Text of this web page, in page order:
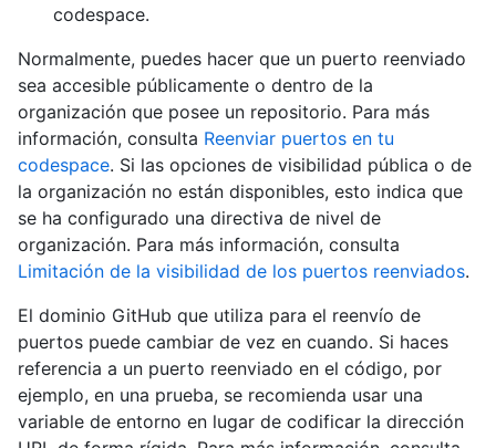
codespace.
Normalmente, puedes hacer que un puerto reenviado
sea accesible públicamente o dentro de la
organización que posee un repositorio. Para más
información, consulta Reenviar puertos en tu
codespace. Si las opciones de visibilidad pública o de
la organización no están disponibles, esto indica que
se ha configurado una directiva de nivel de
organización. Para más información, consulta
Limitación de la visibilidad de los puertos reenviados.
El dominio GitHub que utiliza para el reenvío de
puertos puede cambiar de vez en cuando. Si haces
referencia a un puerto reenviado en el código, por
ejemplo, en una prueba, se recomienda usar una
variable de entorno en lugar de codificar la dirección